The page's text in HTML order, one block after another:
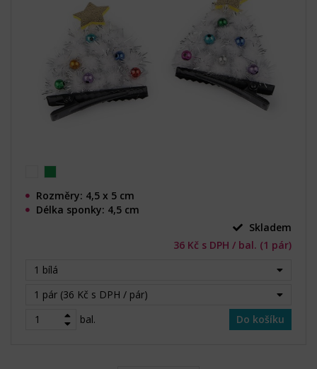
Rozměry: 4,5 x 5 cm
Délka sponky: 4,5 cm
Skladem
36 Kč s DPH / bal. (1 pár)
1 bílá
1 pár (36 Kč s DPH / pár)
bal.
Do košíku